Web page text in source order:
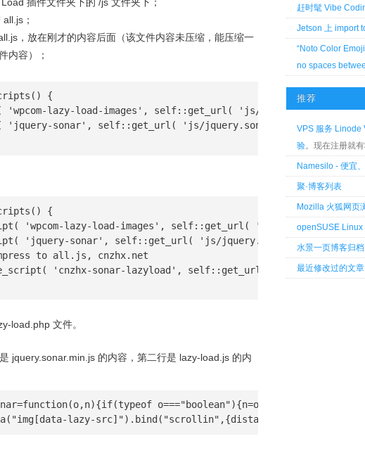
；
，放在刚才的内容后面（该文件内容未压缩，能压缩一
内容）；
{
'wpcom-lazy-load-images', self::get_url( 'js/lazy-load.js'
'jquery-sonar', self::get_url( 'js/jquery.sonar.min.js' ),
{
'wpcom-lazy-load-images', self::get_url( 'js/lazy-
'jquery-sonar', self::get_url( 'js/jquery.sonar.min.js' ),
to all.js, cnzhx.net
load.php 文件。
jquery.sonar.min.js 的内容，第二行是 lazy-load.js 的内
o==="boolean"){n=o;o=c}return
lazy-
赶时髦 Vibe
Jetson 上 import
“Noto Color
no spaces
推荐
VPS 服务 Linode
验。现在注册就
Namesilo - 便宜
聚·博客列表
Mozilla 火狐网页
openSUSE Linux
水景一页博客归档
最近修改过的文章